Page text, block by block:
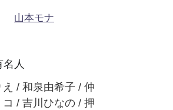
山本モナ
人
/ 和泉由希子 / 仲
/ 吉川ひなの / 押